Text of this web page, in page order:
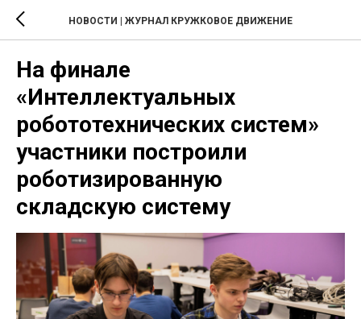
НОВОСТИ | ЖУРНАЛ КРУЖКОВОЕ ДВИЖЕНИЕ
На финале
«Интеллектуальных
робототехнических систем»
участники построили
роботизированную
складскую систему